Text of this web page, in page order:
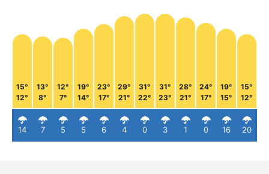
15°
12°
14
13°
8°
7
12°
7°
5
19°
14°
5
23°
17°
6
29°
21°
4
31°
22°
0
31°
23°
3
28°
21°
1
24°
17°
0
19°
15°
16
15°
12°
20